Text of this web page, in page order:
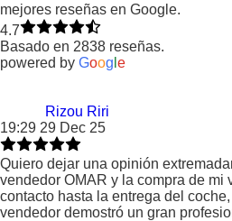
mejores reseñas en Google.
4.7
Basado en 2838 reseñas.
powered by Goog e
Rizou Riri
19:29 29 Dec 25
Quiero dejar una opinión
vendedor OMAR y la compra de mi
contacto hasta la entrega del
vendedor demostró un gran